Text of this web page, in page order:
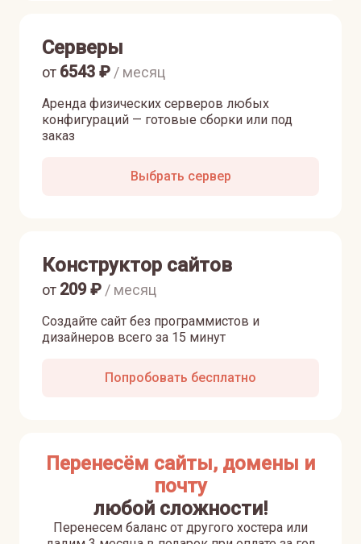
Серверы
Аренда физических серверов любых
конфигураций — готовые сборки или под
заказ
от 6543 ₽ / месяц
Выбрать сервер
Конструктор сайтов
Создайте сайт без программистов и
дизайнеров всего за 15 минут
от 209₽ / месяц
Попробовать бесплатно
Перенесём сайты, домены и
почту
любой сложности!
Перенесем баланс от другого хостера или